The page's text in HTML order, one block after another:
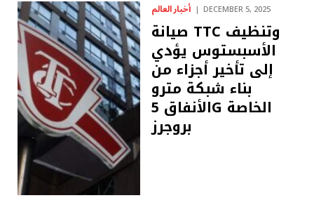
أخبار العالم DECEMBER 5, 2025
صيانة TTC وتنظيف
الأسبستوس يؤدي
إلى تأخير أجزاء من
بناء شبكة مترو
الأنفاق 5G الخاصة
بروجرز